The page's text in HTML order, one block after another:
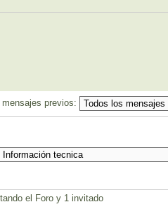
mensajes previos:
el Foro y 1 invitado